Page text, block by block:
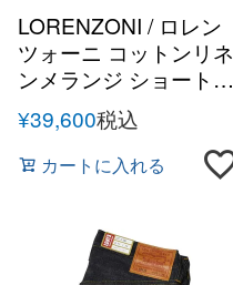
LORENZONI / ロレン
ツォーニ コットンリネ
ンメランジ ショートス
リーブクルーネックニ
ット
¥39,600税込
カートに入れる